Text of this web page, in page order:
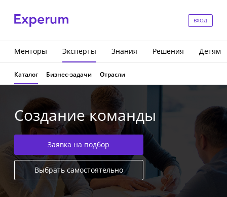
ВХОД
Менторы Эксперты Знания Решения Детям
Каталог Бизнес-задачи Отрасли
Создание команды
Заявка на подбор
Выбрать самостоятельно